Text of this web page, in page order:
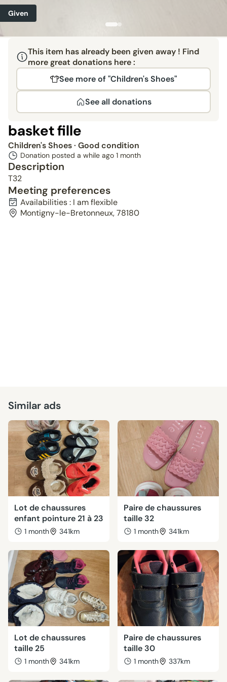
Given
This item has already been given away ! Find
more great donations here :
See more of "Children's Shoes"
See all donations
basket fille
Children's Shoes· Good condition
Donation posted a while ago 1 month
Description
T32
Meeting preferences
Availabilities : I am flexible
Montigny-le-Bretonneux, 78180
Similar ads
Lot de chaussures
enfant pointure 21 à 23
1 month 341km
Paire de chaussures
taille 32
1 month 341km
Lot de chaussures
taille 25
1 month 341km
Paire de chaussures
taille 30
1 month 337km